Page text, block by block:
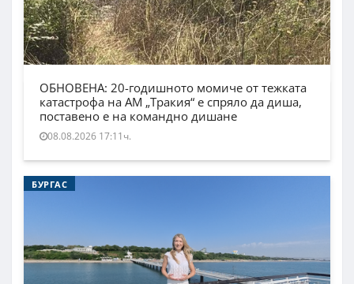
ОБНОВЕНА: 20-годишното момиче от тежката
катастрофа на АМ „Тракия“ е спряло да диша,
поставено е на командно дишане
08.08.2026 17:11ч.
БУРГАС